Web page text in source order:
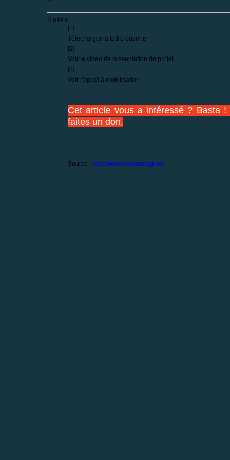
Notes
[1 ]
Télécharger la lettre ouverte
[2]
Voir la vidéo de présentation du projet
[3]
Voir l’appel à mobilisation
Cet article vous a intéressé ? Basta
faites un don.
Source : http://www.bastamag.net